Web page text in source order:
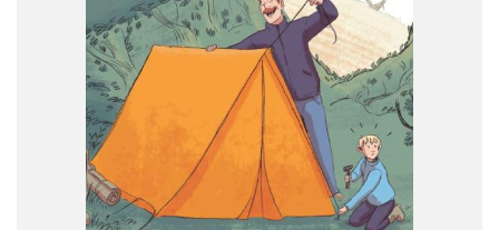
9788723553256